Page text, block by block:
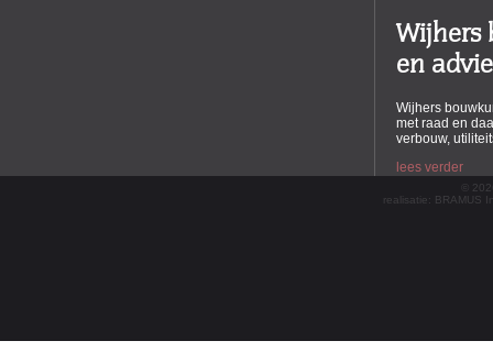
Wijhers
en
Wijhers
met raad en
verbouw,
lees verder
©
realisatie: BRAMUS